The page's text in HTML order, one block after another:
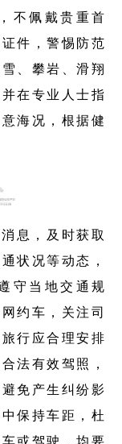
不佩戴贵重首
件，警惕防范
、攀岩、滑翔
在专业人士指
海况，根据健
息，及时获取
状况等动态，
守当地交通规
约车，关注司
行应合理安排
法有效驾照，
免产生纠纷影
保持车距，杜
或驾驶，均要